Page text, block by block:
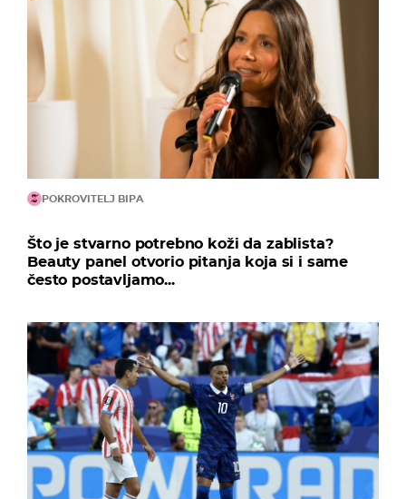
POKROVITELJ BIPA
Što je stvarno potrebno koži da zablista?
Beauty panel otvorio pitanja koja si i same
često postavljamo...